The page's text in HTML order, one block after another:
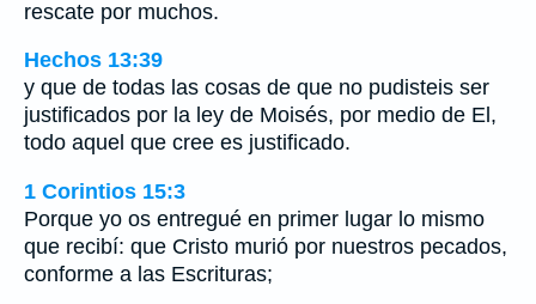
rescate por muchos.
Hechos 13:39
y que de todas las cosas de que no pudisteis ser
justificados por la ley de Moisés, por medio de El,
todo aquel que cree es justificado.
1 Corintios 15:3
Porque yo os entregué en primer lugar lo mismo
que recibí: que Cristo murió por nuestros pecados,
conforme a las Escrituras;